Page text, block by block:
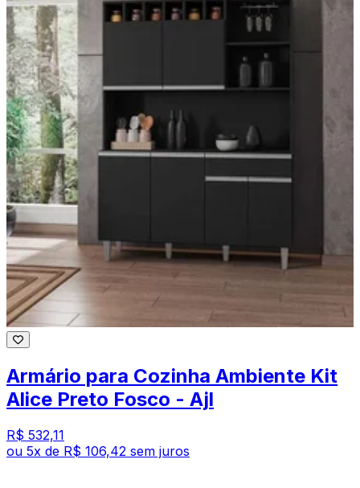
Armário para Cozinha Ambiente Kit
Alice Preto Fosco - Ajl
R$ 532,11
ou 5x de R$ 106,42 sem juros